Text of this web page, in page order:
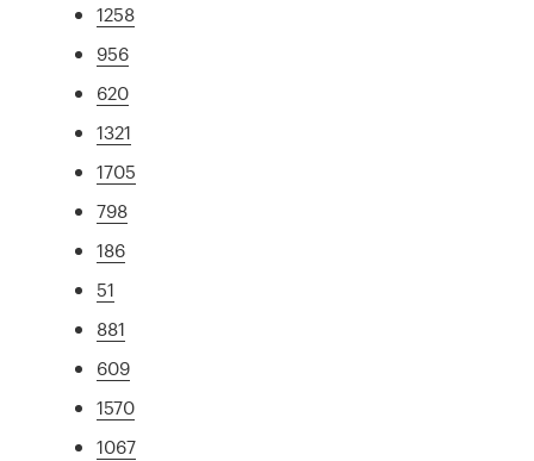
1258
956
620
1321
1705
798
186
51
881
609
1570
1067